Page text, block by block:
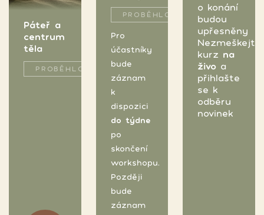
Páteř a
centrum
těla
PROBĚHLO
PROBĚHLO
Pro
účastníky
bude
záznam
k
dispozici
do týdne
po
skončení
workshopu.
Později
bude
záznam
o konání
budou
upřesněny
Nezmeškejte
kurz na
živo a
přihlašte
se k
odběru
novinek